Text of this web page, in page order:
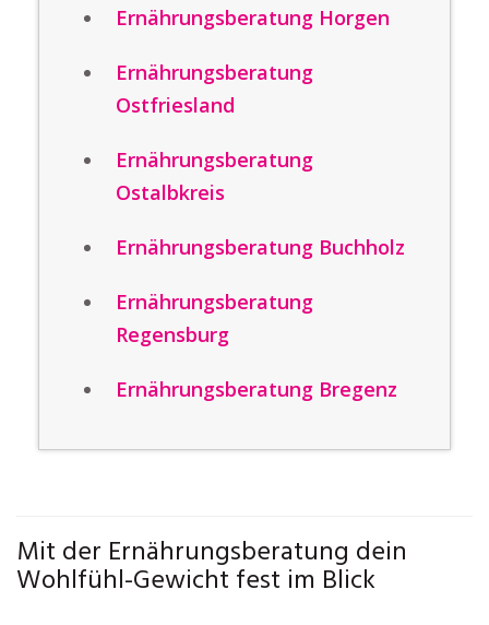
Ernährungsberatung Horgen
Ernährungsberatung
Ostfriesland
Ernährungsberatung
Ostalbkreis
Ernährungsberatung Buchholz
Ernährungsberatung
Regensburg
Ernährungsberatung Bregenz
Mit der Ernährungsberatung dein
Wohlfühl-Gewicht fest im Blick